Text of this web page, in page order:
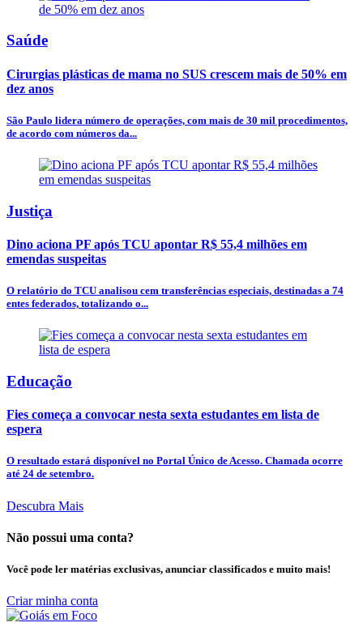
Saúde
Cirurgias plásticas de mama no SUS crescem mais de 50% em
dez anos
São Paulo lidera número de operações, com mais de 30 mil procedimentos,
de acordo com números da...
Justiça
Dino aciona PF após TCU apontar R$ 55,4 milhões em
emendas suspeitas
O relatório do TCU analisou cem transferências especiais, destinadas a 74
entes federados, totalizando o...
Educação
Fies começa a convocar nesta sexta estudantes em lista de
espera
O resultado estará disponível no Portal Único de Acesso. Chamada ocorre
até 24 de setembro.
Descubra Mais
Não possui uma conta?
Você pode ler matérias exclusivas, anunciar classificados e muito mais!
Criar minha conta